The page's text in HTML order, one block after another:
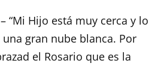
– “Mi Hijo está muy cerca y lo
gran nube blanca. Por
el Rosario que es la